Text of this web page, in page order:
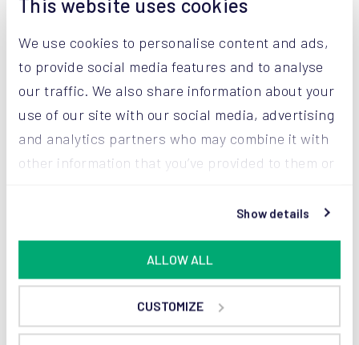
This website uses cookies
We use cookies to personalise content and ads,
to provide social media features and to analyse
our traffic. We also share information about your
use of our site with our social media, advertising
and analytics partners who may combine it with
other information that you’ve provided to them or
Show details
ALLOW ALL
CUSTOMIZE
Die DSE in Kürze:
Mit Schieber, für gut gefüllte Säcke
Automatisch
500 bis 1300 Säcke pro Stunde
Mit (zentralem) Palettengeber
Pappe oder PE, lose Bögen oder von einer Rolle
Mit Schichtungskorrektur
Komprimierung von der Seite
Komprimierung von oben